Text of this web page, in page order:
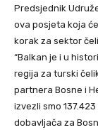
Predsjednik
ova posjeta koja
korak za sektor
“Balkan je i u
regija za turski
partnera Bosne i
izvezli smo
dobavljača za